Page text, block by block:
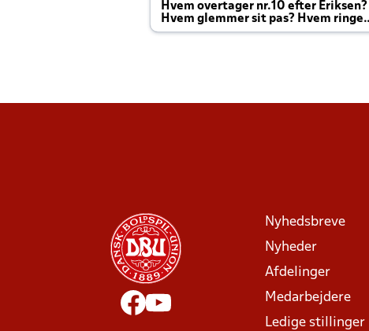
Hvem overtager nr.10 efter Eriksen?
Hvem glemmer sit pas? Hvem ringer
Joachim altid til efter kampe?
Nyhedsbreve
Nyheder
Afdelinger
Medarbejdere
Ledige stillinger